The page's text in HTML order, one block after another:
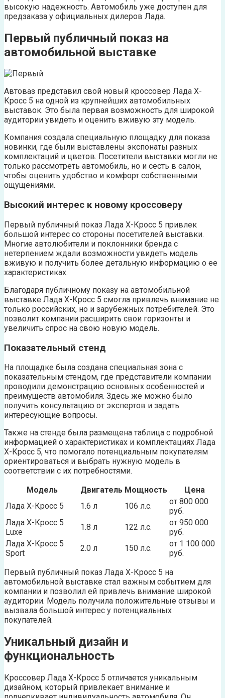
высокую надежность. Автомобиль уже доступен для
предзаказа у официальных дилеров Лада.
Первый публичный показ на
автомобильной выставке
Автоваз представил свой новый кроссовер Лада Х-
Кросс 5 на одной из крупнейших автомобильных
выставок. Это была первая возможность для широкой
аудитории увидеть и оценить вживую эту модель.
Компания создала специальную площадку для показа
новинки, где были выставлены экспонаты разных
комплектаций и цветов. Посетители выставки могли не
только рассмотреть автомобиль, но и сесть в салон,
чтобы оценить удобство и комфорт собственными
ощущениями.
Высокий интерес к новому кроссоверу
Первый публичный показ Лада Х-Кросс 5 привлек
большой интерес со стороны посетителей выставки.
Многие автолюбители и поклонники бренда с
нетерпением ждали возможности увидеть модель
вживую и получить более детальную информацию о ее
характеристиках.
Благодаря публичному показу на автомобильной
выставке Лада Х-Кросс 5 смогла привлечь внимание не
только российских, но и зарубежных потребителей. Это
позволит компании расширить свои горизонты и
увеличить спрос на свою новую модель.
Показательный стенд
На площадке была создана специальная зона с
показательным стендом, где представители компании
проводили демонстрацию основных особенностей и
преимуществ автомобиля. Здесь же можно было
получить консультацию от экспертов и задать
интересующие вопросы.
Также на стенде была размещена таблица с подробной
информацией о характеристиках и комплектациях Лада
Х-Кросс 5, что помогало потенциальным покупателям
ориентироваться и выбрать нужную модель в
соответствии с их потребностями.
Модель
Двигатель Мощность
Цена
Лада Х-Кросс 5
1.6 л 106 л.с.
от 800 000
руб.
Лада Х-Кросс 5
Luxe
1.8 л 122 л.с.
от 950 000
руб.
Лада Х-Кросс 5
Sport
2.0 л 150 л.с.
от 1 100 000
руб.
Первый публичный показ Лада Х-Кросс 5 на
автомобильной выставке стал важным событием для
компании и позволил ей привлечь внимание широкой
аудитории. Модель получила положительные отзывы и
вызвала большой интерес у потенциальных
покупателей.
Уникальный дизайн и
функциональность
Кроссовер Лада Х-Кросс 5 отличается уникальным
дизайном, который привлекает внимание и